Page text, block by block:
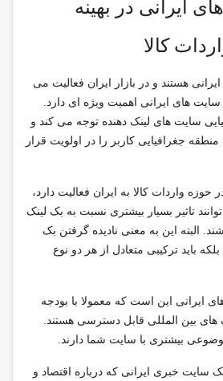
ایرانی در بهینه
کالا
هستند و در بازار ایران فعالیت می
سایت های ایرانی اهمیت ویژه ای دارد.
سایت های لینک دهنده توجه می کند و
جغرافیایی کاربر را در اولویت قرار
حوزه واردات کالا به ایران فعالیت دارد،
تاثیر بسیار بیشتری نسبت به بک لینک
البته این به معنی نادیده گرفتن بک
باید ترکیبی متعادل از هر دو نوع
ایرانی این است که معمولا با بودجه
بین المللی قابل دسترسی هستند.
بیشتری با سایت شما دارند.
سایت خبری ایرانی که درباره اقتصاد و